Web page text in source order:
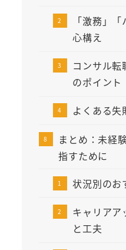
「激務」
心構え
コンサル転
のポイント
よくある失
まとめ：未経
指すために
状況別のお
キャリアア
と工夫